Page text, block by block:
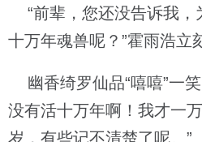
“前辈，您还没告诉我，
十万年魂兽呢？”霍雨浩立
幽香绮罗仙品“嘻嘻”一
没有活十万年啊！我才一
岁，有些记不清楚了呢。”